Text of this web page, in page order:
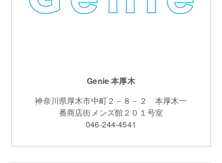
Genie 本厚木
神奈川県厚木市中町２－８－２ 本厚木一
番商店街メンズ館２０１号室
046-244-4541